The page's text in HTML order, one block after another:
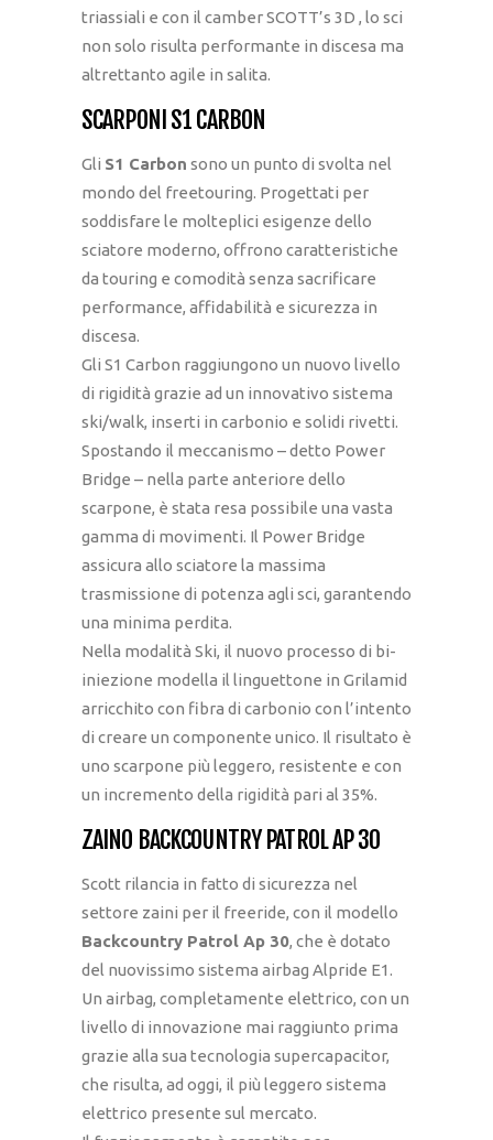
triassiali e con il camber SCOTT’s 3D , lo sci
non solo risulta performante in discesa ma
altrettanto agile in salita.
SCARPONI S1 CARBON
Gli S1 Carbon sono un punto di svolta nel
mondo del freetouring. Progettati per
soddisfare le molteplici esigenze dello
sciatore moderno, offrono caratteristiche
da touring e comodità senza sacrificare
performance, affidabilità e sicurezza in
discesa.
Gli S1 Carbon raggiungono un nuovo livello
di rigidità grazie ad un innovativo sistema
ski/walk, inserti in carbonio e solidi rivetti.
Spostando il meccanismo – detto Power
Bridge – nella parte anteriore dello
scarpone, è stata resa possibile una vasta
gamma di movimenti. Il Power Bridge
assicura allo sciatore la massima
trasmissione di potenza agli sci, garantendo
una minima perdita.
Nella modalità Ski, il nuovo processo di bi-
iniezione modella il linguettone in Grilamid
arricchito con fibra di carbonio con l’intento
di creare un componente unico. Il risultato è
uno scarpone più leggero, resistente e con
un incremento della rigidità pari al 35%.
ZAINO BACKCOUNTRY PATROL AP 30
Scott rilancia in fatto di sicurezza nel
settore zaini per il freeride, con il modello
Backcountry Patrol Ap 30, che è dotato
del nuovissimo sistema airbag Alpride E1.
Un airbag, completamente elettrico, con un
livello di innovazione mai raggiunto prima
grazie alla sua tecnologia supercapacitor,
che risulta, ad oggi, il più leggero sistema
elettrico presente sul mercato.